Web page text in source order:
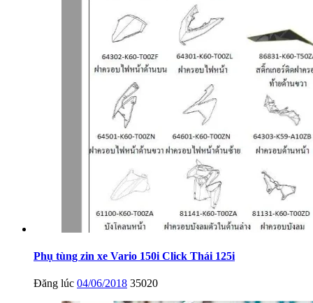
Phụ tùng zin xe Vario 150i Click Thái 125i
Đăng lúc 04/06/2018 35020